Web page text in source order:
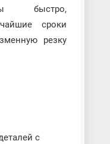
быстро,
сроки
резку
с